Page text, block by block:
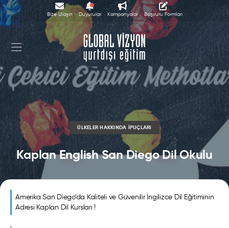
Bize Ulaşın Duyurular Kampanyalar Başvuru Formları
ÜLKELER HAKKINDA İPUÇLARI
Kaplan English San Diego Dil Okulu
Amerika San Diego’da Kaliteli ve Güvenilir İngilizce Dil Eğitiminin
Adresi Kaplan Dil Kursları !